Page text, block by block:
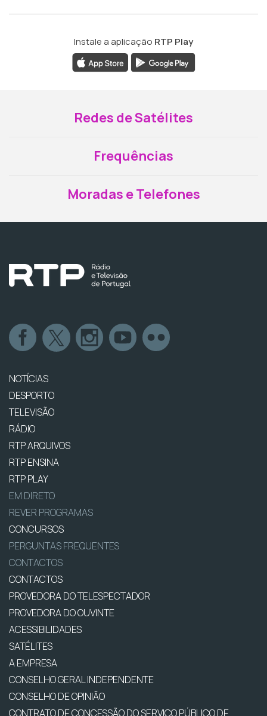
Instale a aplicação RTP Play
Redes de Satélites
Frequências
Moradas e Telefones
NOTÍCIAS
DESPORTO
TELEVISÃO
RÁDIO
RTP ARQUIVOS
RTP ENSINA
RTP PLAY
EM DIRETO
REVER PROGRAMAS
CONCURSOS
PERGUNTAS FREQUENTES
CONTACTOS
CONTACTOS
PROVEDORA DO TELESPECTADOR
PROVEDORA DO OUVINTE
ACESSIBILIDADES
SATÉLITES
A EMPRESA
CONSELHO GERAL INDEPENDENTE
CONSELHO DE OPINIÃO
CONTRATO DE CONCESSÃO DO SERVIÇO PÚBLICO DE